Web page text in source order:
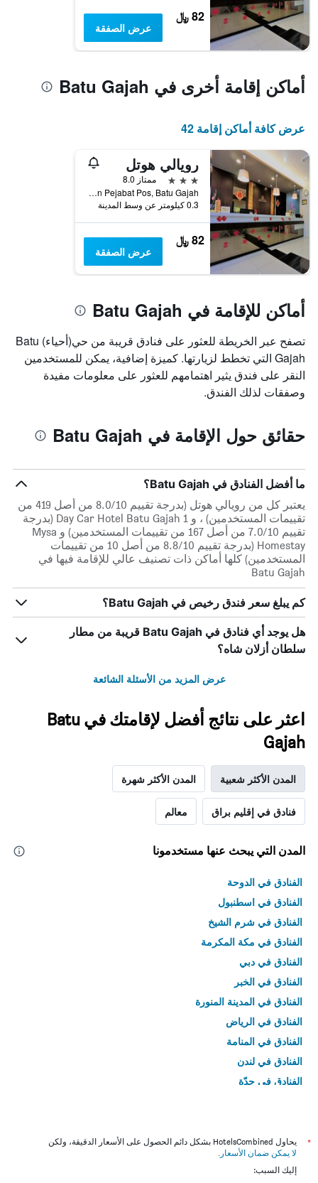
82 ﷼
عرض الصفقة
أماكن إقامة أخرى في Batu Gajah
عرض كافة أماكن إقامة 42
رويالي هوتل
3 نجوم
ممتاز 8.0
Lot 1125, Jalan Pejabat Pos, Batu Gajah, ماليزيا
0.3 كيلومتر عن وسط المدينة
82 ﷼
عرض الصفقة
أماكن للإقامة في Batu Gajah
تصفح عبر الخريطة للعثور على فنادق قريبة من حي(أحياء) Batu
Gajah التي تخطط لزيارتها. كميزة إضافية، يمكن للمستخدمين
النقر على فندق يثير اهتمامهم للعثور على معلومات مفيدة
وصفقات لذلك الفندق.
حقائق حول الإقامة في Batu Gajah
ما أفضل الفنادق في Batu Gajah؟
يعتبر كل من رويالي هوتل (بدرجة تقييم 8.0/10 من أصل 419 من
تقييمات المستخدمين) ، و 1 Day Car Hotel Batu Gajah (بدرجة
تقييم 7.0/10 من أصل 167 من تقييمات المستخدمين) و Mysa
Homestay (بدرجة تقييم 8.8/10 من أصل 10 من تقييمات
المستخدمين) كلها أماكن ذات تصنيف عالي للإقامة فيها في
Batu Gajah
كم يبلغ سعر فندق رخيص في Batu Gajah؟
هل يوجد أي فنادق في Batu Gajah قريبة من مطار
سلطان أزلان شاه؟
عرض المزيد من الأسئلة الشائعة
اعثر على نتائج أفضل لإقامتك في Batu
Gajah
المدن الأكثر شعبية المدن الأكثر شهرة
فنادق في إقليم براق معالم
المدن التي يبحث عنها مستخدمونا
الفنادق في الدوحة
الفنادق في اسطنبول
الفنادق في شرم الشيخ
الفنادق في مكة المكرمة
الفنادق في دبي
الفنادق في الخبر
الفنادق في المدينة المنورة
الفنادق في الرياض
الفنادق في المنامة
الفنادق في لندن
الفنادق في جدّة
*
يحاول HotelsCombined بشكل دائم الحصول على الأسعار الدقيقة، ولكن
لا يمكن ضمان الأسعار .
إليك السبب: